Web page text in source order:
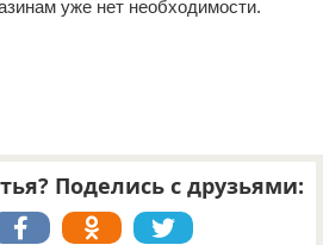
уже нет необходимости.
Поделись с друзьями: